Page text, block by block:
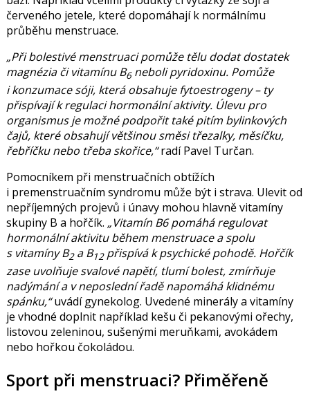
červeného jetele, které dopomáhají k normálnímu
průběhu menstruace.
„Při bolestivé menstruaci pomůže tělu dodat dostatek
magnézia či vitamínu B6neboli pyridoxinu. Pomůže
i konzumace sóji, která obsahuje fytoestrogeny – ty
přispívají k regulaci hormonální aktivity. Úlevu pro
organismus je možné podpořit také pitím bylinkových
čajů, které obsahují většinou směsi třezalky, měsíčku,
řebříčku nebo třeba skořice,“radí Pavel Turčan.
Pomocníkem při menstruačních obtížích
i premenstruačním syndromu může být i strava. Ulevit od
nepříjemných projevů i únavy mohou hlavně vitamíny
skupiny B a hořčík. „Vitamín B6 pomáhá regulovat
hormonální aktivitu během menstruace a spolu
s vitamíny B2a B12přispívá k psychické pohodě. Hořčík
zase uvolňuje svalové napětí, tlumí bolest, zmírňuje
nadýmání a v neposlední řadě napomáhá klidnému
spánku,“uvádí gynekolog. Uvedené minerály a vitamíny
je vhodné doplnit například kešu či pekanovými ořechy,
listovou zeleninou, sušenými meruňkami, avokádem
nebo hořkou čokoládou.
Sport při menstruaci? Přiměřeně